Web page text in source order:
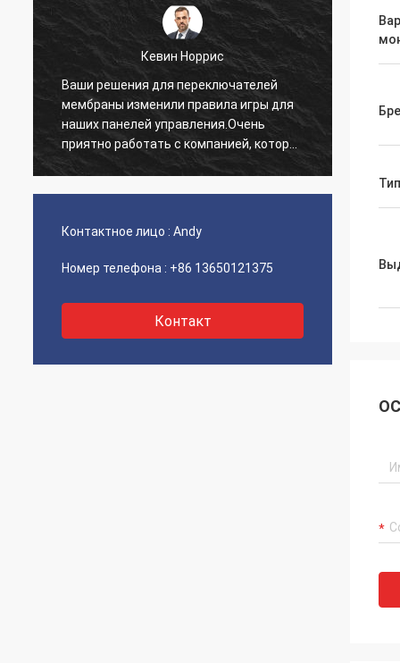
Кевин Норрис
Ваши решения для переключателей
мембраны изменили правила игры для
наших панелей управления.Очень
приятно работать с компанией, которая
понимает наши потребности..
Контактное лицо : Andy
Номер телефона : +86 13650121375
Контакт